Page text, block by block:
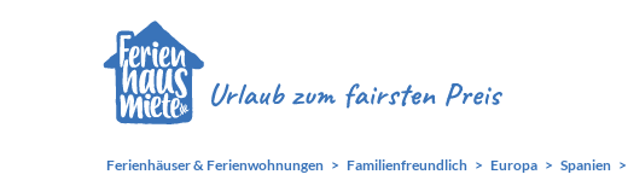
Ferienhäuser & Ferienwohnungen Familienfreundlich Europa Spanien